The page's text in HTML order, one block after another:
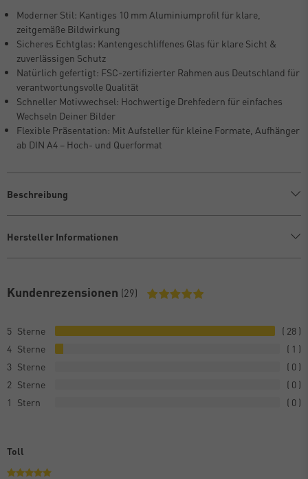
Moderner Stil: Kantiges 10 mm Aluminiumprofil für klare,
zeitgemäße Bildwirkung
Sicheres Echtglas: Kantengeschliffenes Glas für klare Sicht &
zuverlässigen Schutz
Natürlich gefertigt: FSC-zertifizierter Rahmen aus Deutschland für
verantwortungsvolle Qualität
Schneller Motivwechsel: Hochwertige Drehfedern für einfaches
Wechseln Deiner Bilder
Flexible Präsentation: Mit Aufsteller für kleine Formate, Aufhänger
ab DIN A4 – Hoch- und Querformat
Beschreibung
Hersteller Informationen
Kundenrezensionen (29)
5
28
4
1
3
0
2
0
1
0
Toll